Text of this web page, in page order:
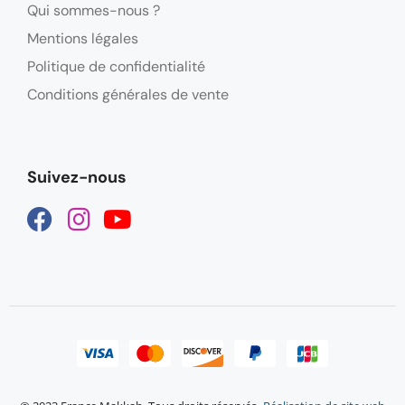
Qui sommes-nous ?
Mentions légales
Politique de confidentialité
Conditions générales de vente
Suivez-nous